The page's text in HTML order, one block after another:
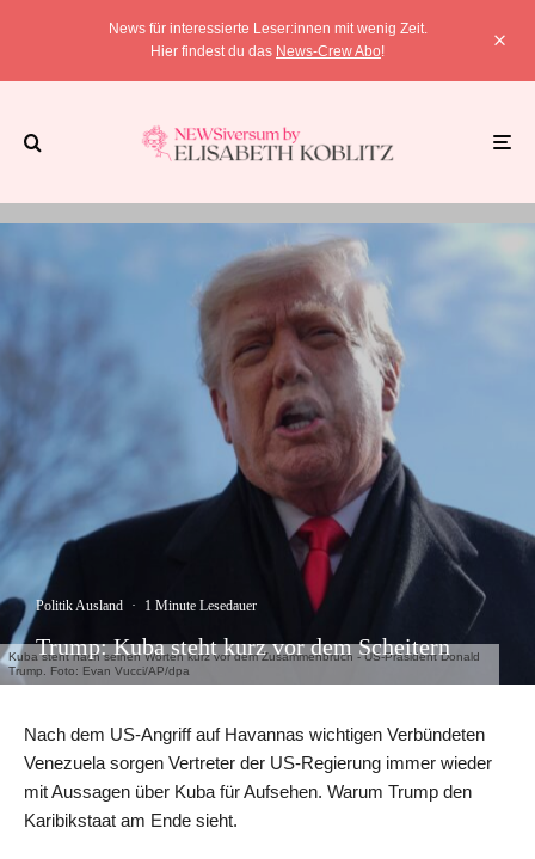
News für interessierte Leser:innen mit wenig Zeit.
Hier findest du das News-Crew Abo!
Kuba steht nach seinen Worten kurz vor dem Zusammenbruch - US-Präsident Donald
Trump. Foto: Evan Vucci/AP/dpa
Politik Ausland · 1 Minute Lesedauer
Trump: Kuba steht kurz vor dem Scheitern
Nach dem US-Angriff auf Havannas wichtigen Verbündeten
Venezuela sorgen Vertreter der US-Regierung immer wieder
mit Aussagen über Kuba für Aufsehen. Warum Trump den
Karibikstaat am Ende sieht.